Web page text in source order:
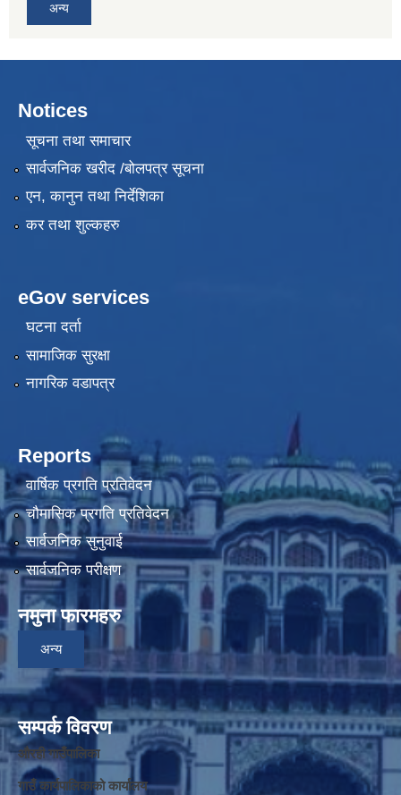
अन्य
Notices
सूचना तथा समाचार
सार्वजनिक खरीद /बोलपत्र सूचना
एन, कानुन तथा निर्देशिका
कर तथा शुल्कहरु
eGov services
घटना दर्ता
सामाजिक सुरक्षा
नागरिक वडापत्र
Reports
वार्षिक प्रगति प्रतिवेदन
चौमासिक प्रगति प्रतिवेदन
सार्वजनिक सुनुवाई
सार्वजनिक परीक्षण
नमुना फारमहरु
अन्य
सम्पर्क विवरण
औरही गाउँपालिका
गाउँ कार्यपालिकाको कार्यालय